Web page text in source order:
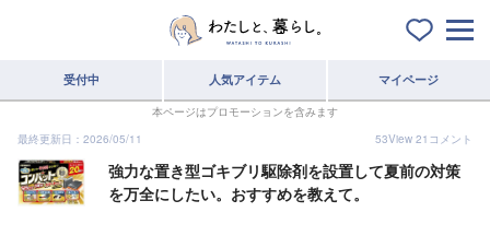
受付中 人気アイテム マイページ
本ページはプロモーションを含みます
最終更新日：2026/05/11
53View 21 コメント
強力な置き型ゴキブリ駆除剤を設置して夏前の対策
を万全にしたい。おすすめを教えて。